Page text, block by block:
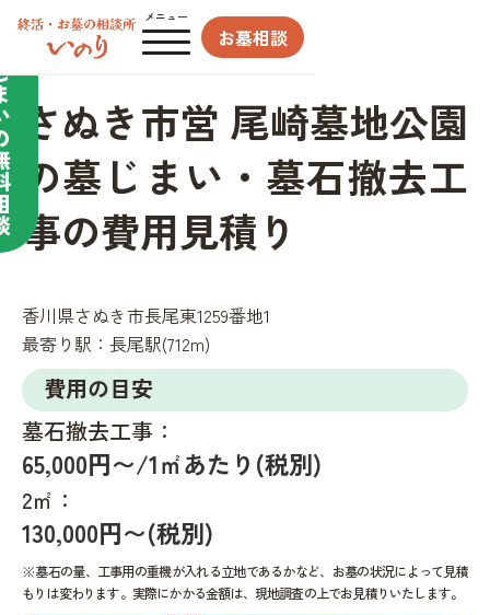
メニュー
お墓相談
さぬき市営 尾崎墓地公園
の墓じまい・墓石撤去工
事の費用見積り
香川県さぬき市長尾東1259番地1
最寄り駅： 長尾駅(712m)
費用の目安
墓石撤去工事：
65,000円〜/1㎡あたり(税別)
2㎡：
130,000円〜(税別)
※墓石の量、工事用の重機が入れる立地であるかなど、お墓の状況によって見積
もりは変わります。実際にかかる金額は、現地調査の上でお見積りいたします。